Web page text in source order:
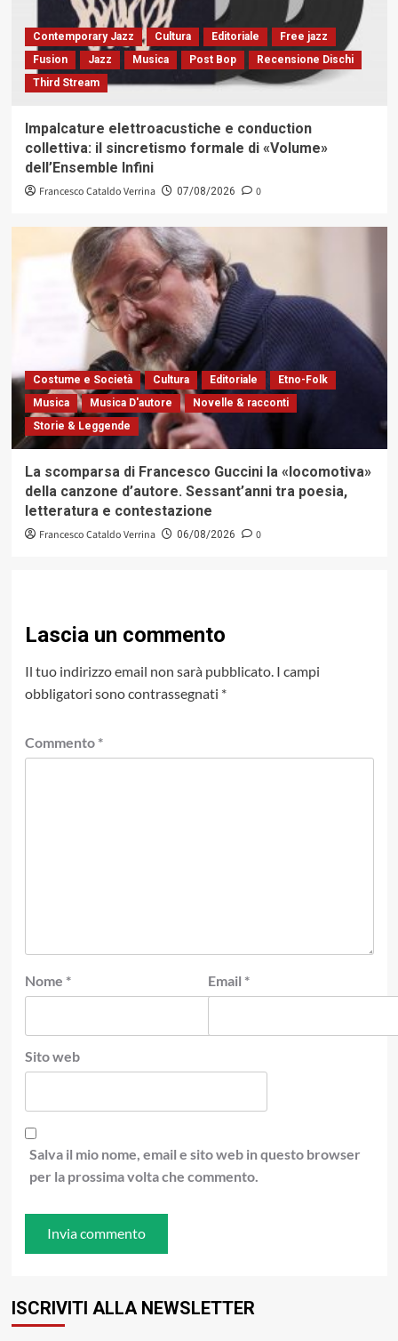
Contemporary Jazz Cultura Editoriale
Free jazz
Fusion
Jazz Musica Post Bop
Recensione Dischi
Third Stream
Impalcature elettroacustiche e conduction
collettiva: il sincretismo formale di «Volume»
dell’Ensemble Infini
Francesco Cataldo Verrina 07/08/2026 0
Costume e Società Cultura Editoriale
Etno-Folk
Musica
Musica D'autore
Novelle & racconti
Storie & Leggende
La scomparsa di Francesco Guccini la «locomotiva»
della canzone d’autore. Sessant’anni tra poesia,
letteratura e contestazione
Francesco Cataldo Verrina 06/08/2026 0
Lascia un commento
Il tuo indirizzo email non sarà pubblicato. I campi
obbligatori sono contrassegnati *
Commento *
Nome * Email *
Sito web
Salva il mio nome, email e sito web in questo browser
per la prossima volta che commento.
ISCRIVITI ALLA NEWSLETTER